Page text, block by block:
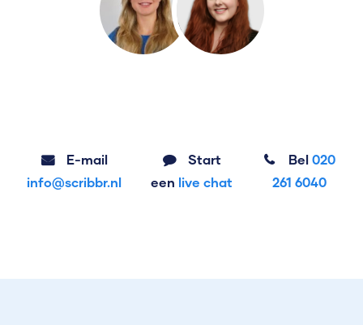
E-mail
info@scribbr.nl
Start
een live chat
Bel020
261 6040